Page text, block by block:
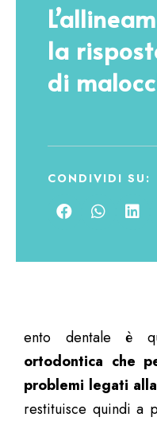
la
di
CONDIVIDI SU:
ento dentale è
ortodontica che
problemi legati
restituisce quindi a